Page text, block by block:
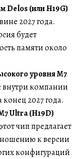
Delos (или H19G)
2027 года.
будет
памяти около
уровня M7
внутри компании
2027 года.
Ultra (H19D)
чип предлагает
к версии
конфигураций